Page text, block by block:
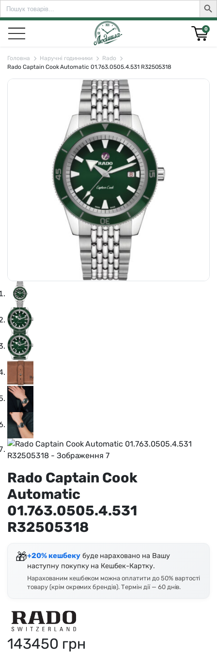
Search
for:
0
Головна Наручні годинники
Rado
Rado Captain Cook Automatic 01.763.0505.4.531 R32505318
Rado Captain Cook
Automatic
01.763.0505.4.531
R32505318
🎁+20% кешбекубуде нараховано на Вашу
наступну покупку на Кешбек-Картку.
Нарахованим кешбеком можна оплатити до 50% вартості
товару (крім окремих брендів). Термін дії — 60 днів.
143450 грн